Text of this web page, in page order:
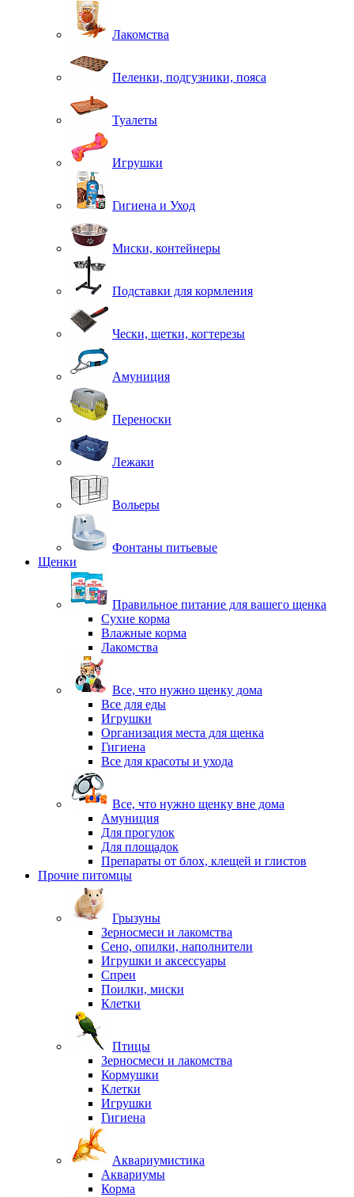
Лакомства
Пеленки, подгузники, пояса
Туалеты
Игрушки
Гигиена и Уход
Миски, контейнеры
Подставки для кормления
Чески, щетки, когтерезы
Амуниция
Переноски
Лежаки
Вольеры
Фонтаны питьевые
Щенки
Правильное питание для вашего щенка
Сухие корма
Влажные корма
Лакомства
Все, что нужно щенку дома
Все для еды
Игрушки
Организация места для щенка
Гигиена
Все для красоты и ухода
Все, что нужно щенку вне дома
Амуниция
Для прогулок
Для площадок
Препараты от блох, клещей и глистов
Прочие питомцы
Грызуны
Зерносмеси и лакомства
Сено, опилки, наполнители
Игрушки и аксессуары
Спреи
Поилки, миски
Клетки
Птицы
Зерносмеси и лакомства
Кормушки
Клетки
Игрушки
Гигиена
Аквариумистика
Аквариумы
Корма